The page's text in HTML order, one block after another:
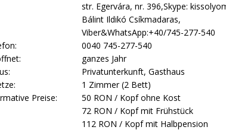
str. Egervára, nr. 396,Skype:
Bálint Ildikó Csíkmadaras,
Viber&WhatsApp:+40/745-277-540
0040 745-277-540
ganzes Jahr
Privatunterkunft, Gasthaus
1 Zimmer (2 Bett)
Preise:
50 RON / Kopf ohne Kost
72 RON / Kopf mit Frühstück
112 RON / Kopf mit Halbpension